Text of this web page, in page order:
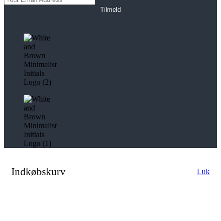
Tilmeld
Indkøbskurv Luk